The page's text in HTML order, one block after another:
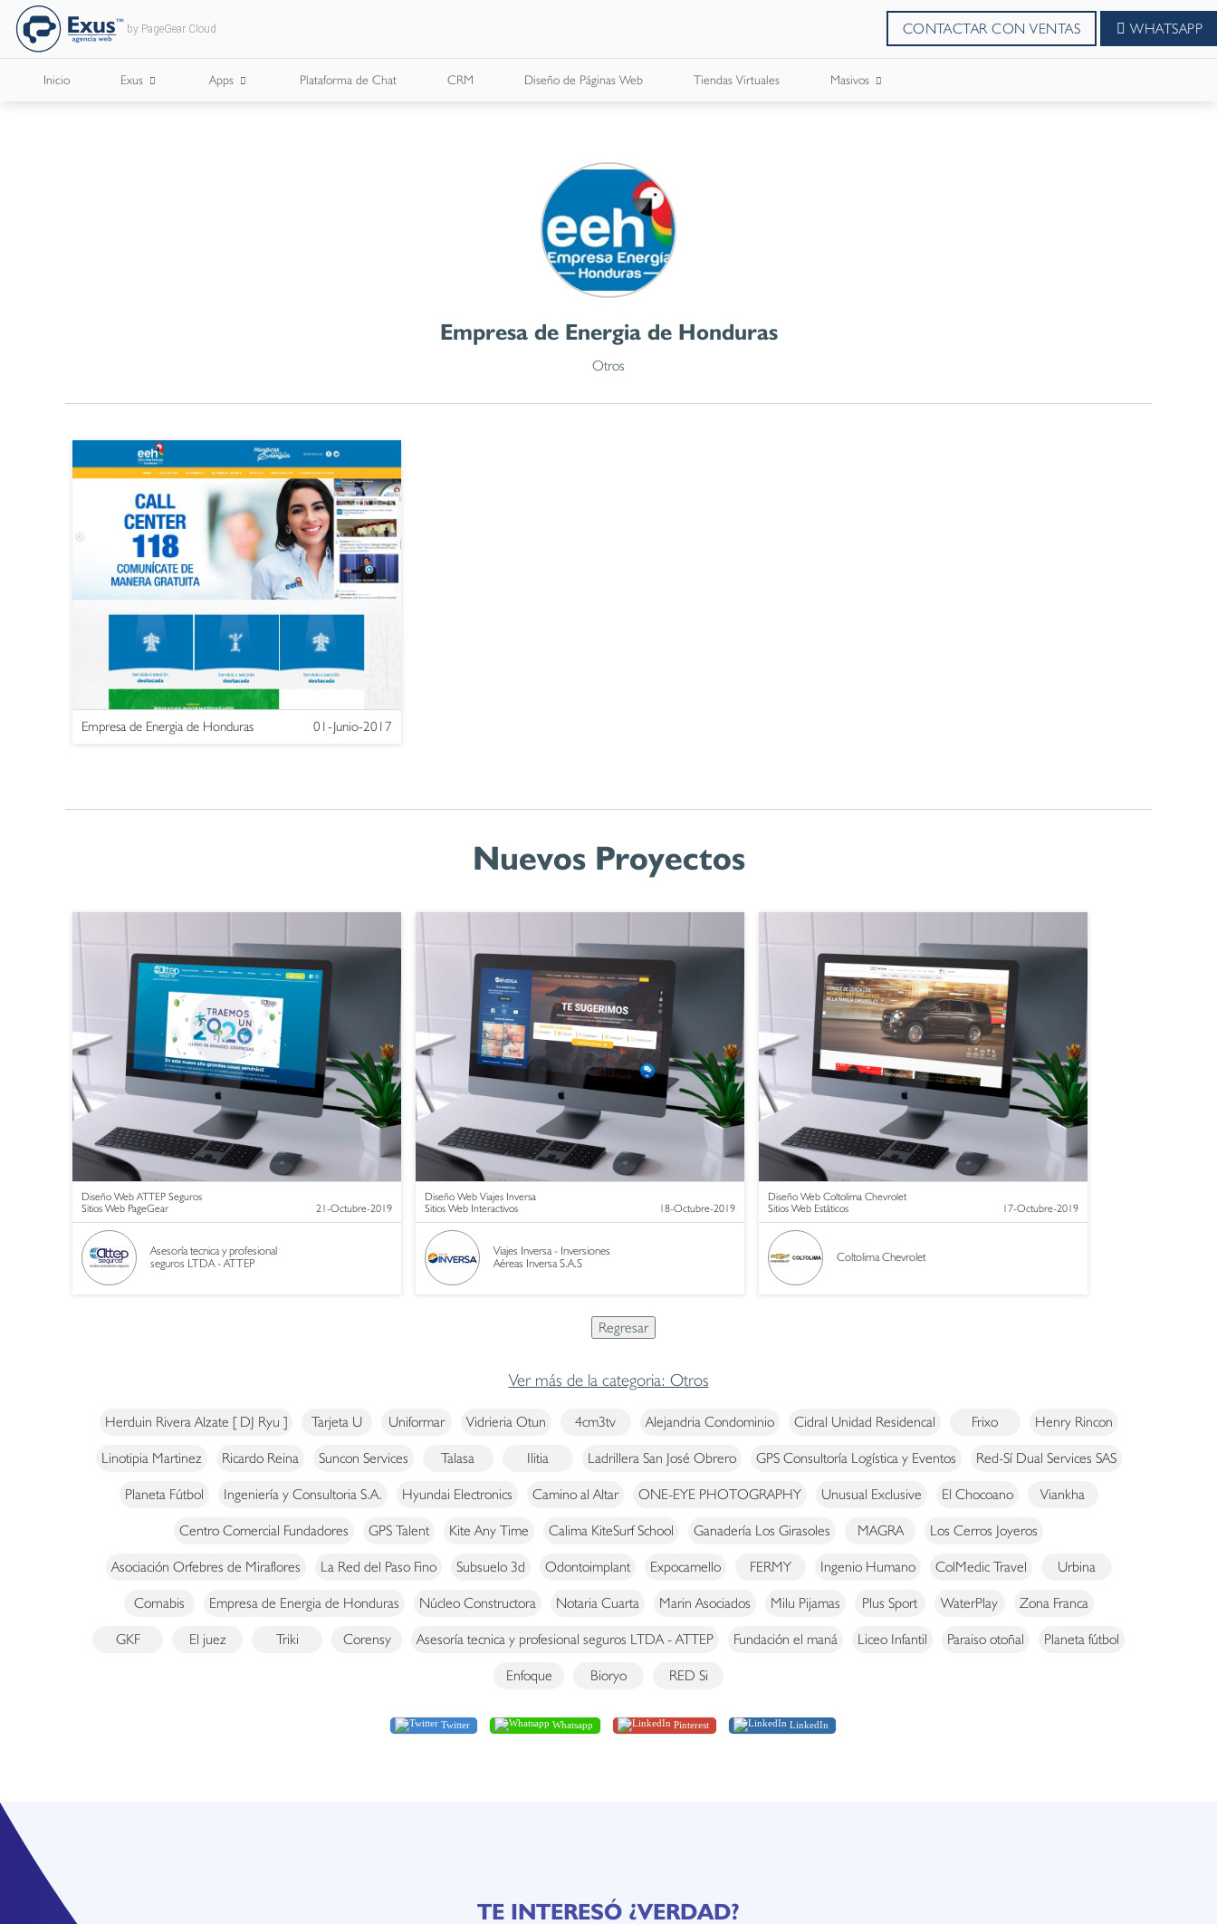
by PageGear Cloud CONTACTAR CON VENTAS WHATSAPP
Inicio Exus Apps Plataforma de Chat CRM Diseño de Páginas Web Tiendas Virtuales Masivos
Empresa de Energia de Honduras
Otros
Empresa de Energia de Honduras 01-Junio-2017
Nuevos Proyectos
Diseño Web ATTEP Seguros
Sitios Web PageGear
21-Octubre-2019
Asesoría tecnica y profesional
seguros LTDA - ATTEP
Diseño Web Viajes Inversa
Sitios Web Interactivos
18-Octubre-2019
Viajes Inversa - Inversiones
Aéreas Inversa S.A.S
Diseño Web Coltolima Chevrolet
Sitios Web Estáticos
17-Octubre-2019
Coltolima Chevrolet
Ver más de la categoria: Otros
Herduin Rivera Alzate [ DJ Ryu ] Tarjeta U Uniformar Vidrieria Otun 4cm3tv Alejandria Condominio Cidral Unidad Residencal Frixo Henry Rincon
Linotipia Martinez Ricardo Reina Suncon Services Talasa Ilitia Ladrillera San José Obrero GPS Consultoría Logística y Eventos Red-Sí Dual Services SAS
Planeta Fútbol Ingeniería y Consultoria S.A. Hyundai Electronics Camino al Altar ONE-EYE PHOTOGRAPHY Unusual Exclusive El Chocoano Viankha
Centro Comercial Fundadores GPS Talent Kite Any Time Calima KiteSurf School Ganadería Los Girasoles MAGRA Los Cerros Joyeros
Asociación Orfebres de Miraflores La Red del Paso Fino Subsuelo 3d Odontoimplant Expocamello FERMY Ingenio Humano ColMedic Travel Urbina
Cornabis Empresa de Energia de Honduras Núcleo Constructora Notaria Cuarta Marin Asociados Milu Pijamas Plus Sport WaterPlay Zona Franca
GKF El juez Triki Corensy Asesoría tecnica y profesional seguros LTDA - ATTEP Fundación el maná Liceo Infantil Paraiso otoñal Planeta fútbol
Enfoque Bioryo RED Si
Twitter Whatsapp Pinterest LinkedIn
TE INTERESÓ ¿VERDAD?